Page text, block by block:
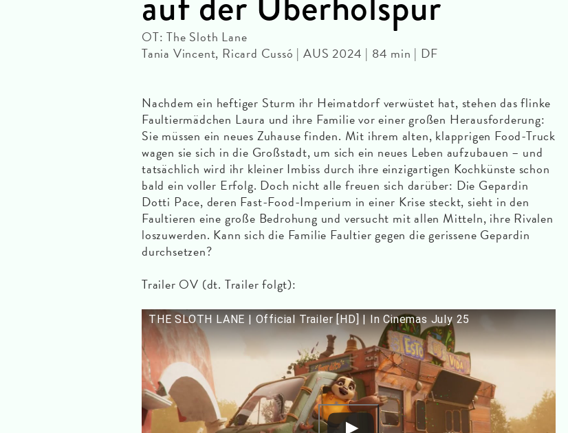
OT: The Sloth Lane
Tania Vincent, Ricard Cussó | AUS 2024 | 84 min | DF
Nachdem ein heftiger Sturm ihr Heimatdorf verwüstet hat, stehen das flinke
Faultiermädchen Laura und ihre Familie vor einer großen Herausforderung:
Sie müssen ein neues Zuhause finden. Mit ihrem alten, klapprigen Food-Truck
wagen sie sich in die Großstadt, um sich ein neues Leben aufzubauen – und
tatsächlich wird ihr kleiner Imbiss durch ihre einzigartigen Kochkünste schon
bald ein voller Erfolg. Doch nicht alle freuen sich darüber: Die Gepardin
Dotti Pace, deren Fast-Food-Imperium in einer Krise steckt, sieht in den
Faultieren eine große Bedrohung und versucht mit allen Mitteln, ihre Rivalen
loszuwerden. Kann sich die Familie Faultier gegen die gerissene Gepardin
durchsetzen?
Trailer OV (dt. Trailer folgt):
THE SLOTH LANE | Official Trailer [HD] | In Cinemas July 25